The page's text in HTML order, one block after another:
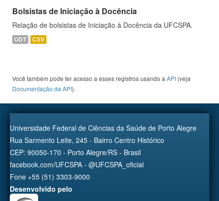
Bolsistas de Iniciação à Docência
Relação de bolsistas de Iniciação à Docência da UFCSPA.
ODT CSV
Você também pode ter acesso a esses registros usando a API (veja
Documentação da API).
Universidade Federal de Ciências da Saúde de Porto Alegre
Rua Sarmento Leite, 245 - Bairro Centro Histórico
CEP: 90050-170 - Porto Alegre/RS - Brasil
facebook.com/UFCSPA - @UFCSPA_oficial
Fone +55 (51) 3303-9000
Desenvolvido pelo